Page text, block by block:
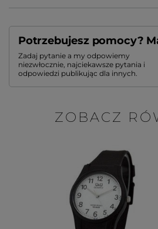
Potrzebujesz pomocy?
Zadaj pytanie a my odpowiemy
niezwłocznie, najciekawsze pytania i
odpowiedzi publikując dla innych.
ZOBACZ